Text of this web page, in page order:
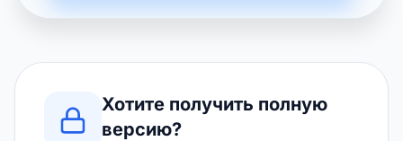
Хотите получить полную
версию?